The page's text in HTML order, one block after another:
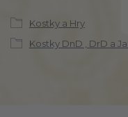
Kostky a Hry
Kostky DnD , DrD a